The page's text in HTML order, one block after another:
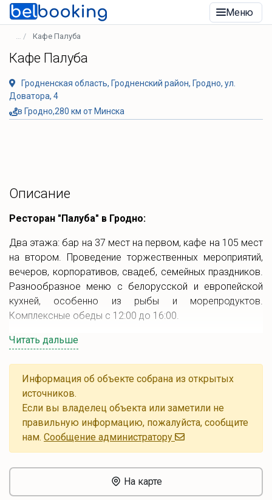
Меню
Кафе Палуба
Кафе Палуба
Гродненская область, Гродненский район, Гродно, ул.
Доватора, 4
в Гродно,280 км от Минска
Описание
Ресторан "Палуба" в Гродно:
Два этажа: бар на 37 мест на первом, кафе на 105 мест
на втором. Проведение торжественных мероприятий,
вечеров, корпоративов, свадеб, семейных праздников.
Разнообразное меню с белорусской и европейской
кухней, особенно из рыбы и морепродуктов.
Комплексные обеды с 12:00 до 16:00.
Читать дальше
Информация об объекте собрана из открытых
источников.
Если вы владелец объекта или заметили не
правильную информацию, пожалуйста, сообщите
нам. Cообщение администратору
На карте